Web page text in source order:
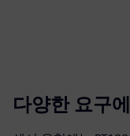
다양한 요구